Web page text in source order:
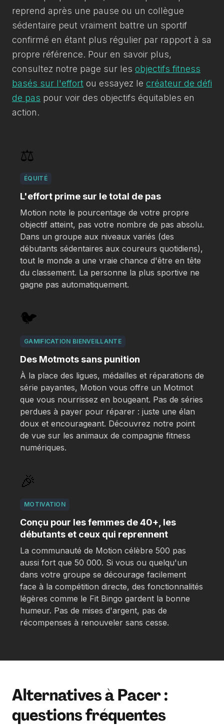
reprend après une pause ou un collègue
sédentaire peut vraiment battre un sportif
confirmé en étant plus régulier par rapport à sa
propre référence. Pour en savoir plus,
consultez notre page sur les objectifs fitness
basés sur l'effort ou essayez le créateur de défi
de pas pour voir des objectifs équitables en
action.
⚖️
ÉQUITÉ
L'effort prime sur le total de pas
Motion note le pourcentage de votre propre
objectif atteint, pas votre nombre de pas absolu.
Dans un groupe aux niveaux variés (des
débutants sédentaires aux coureurs quotidiens),
tout le monde a une vraie chance d'être en tête
du classement. La personne la plus sportive ne
gagne pas automatiquement.
🐦
GAMIFICATION BIENVEILLANTE
Des Motmots sans punition
À la place des ligues, médailles et réparations de
série payantes, Motion vous offre un Motmot
que vous nourrissez en bougeant. Pas de séries
perdues à payer pour réparer : juste une élan
doux et encourageant. Découvrez notre point
de vue sur les animaux de compagnie fitness
numériques.
🎉
MOTIVATION
Conçu pour les femmes de 40+, les
débutants et ceux qui reprennent
La communauté de Motion célèbre 500 pas
aussi fort que 50 000. Si vous ou quelqu'un
dans votre groupe se décourage facilement
face à la compétition directe, des fonctionnalités
légères comme le Fit Bingo gardent la bonne
humeur. Pas de mises d'argent, pas de
récompenses à renouveler sans cesse.
Alternatives à Pacer :
questions fréquentes